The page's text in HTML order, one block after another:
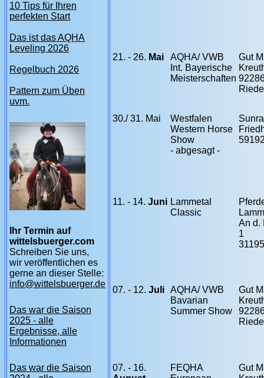
10 Tips für Ihren
perfekten Start
Das ist das AQHA
Leveling 2026
Regelbuch 2026
Pattern zum Üben
uvm.
Ihr Termin auf
wittelsbuerger.com
Schreiben Sie uns,
wir veröffentlichen es
gerne an dieser Stelle:
info@wittelsbuerger.de
Das war die Saison
2025 - alle
Ergebnisse, alle
Informationen
Das war die Saison
21. - 26. Mai
AQHA/ VWB
Int. Bayerische
Meisterschaften
Gut
30./ 31. Mai
Westfalen
Western Horse
Show
- abgesagt -
11. - 14. Juni Lammetal
Classic
An d.
1
07. - 12. Juli AQHA/ VWB
Bavarian
Summer Show
Gut
07. - 16.
FEQHA
Gut